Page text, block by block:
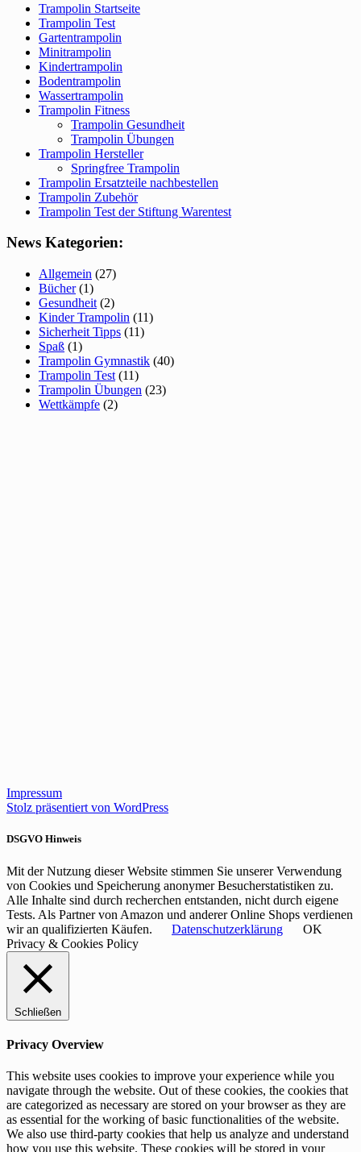
Trampolin Startseite
Trampolin Test
Gartentrampolin
Minitrampolin
Kindertrampolin
Bodentrampolin
Wassertrampolin
Trampolin Fitness
Trampolin Gesundheit
Trampolin Übungen
Trampolin Hersteller
Springfree Trampolin
Trampolin Ersatzteile nachbestellen
Trampolin Zubehör
Trampolin Test der Stiftung Warentest
News Kategorien:
Allgemein (27)
Bücher(1)
Gesundheit (2)
Kinder Trampolin (11)
Sicherheit Tipps (11)
Spaß (1)
Trampolin Gymnastik (40)
Trampolin Test (11)
Trampolin Übungen (23)
Wettkämpfe (2)
Impressum
Stolz präsentiert von WordPress
DSGVO Hinweis
Mit der Nutzung dieser Website stimmen Sie unserer Verwendung
von Cookies und Speicherung anonymer Besucherstatistiken zu.
Alle Inhalte sind durch recherchen entstanden, nicht durch eigene
Tests. Als Partner von Amazon und anderer Online Shops verdienen
wir an qualifizierten Käufen.
Datenschutzerklärung
OK
Privacy & Cookies Policy
Schließen
Privacy Overview
This website uses cookies to improve your experience while you
navigate through the website. Out of these cookies, the cookies that
are categorized as necessary are stored on your browser as they are
as essential for the working of basic functionalities of the website.
We also use third-party cookies that help us analyze and understand
how you use this website. These cookies will be stored in your